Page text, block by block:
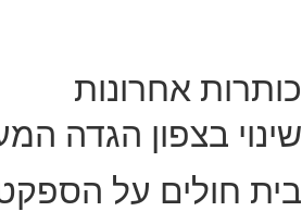
כותרות אחרונות
שינוי בצפון הגדה
בית חולים על